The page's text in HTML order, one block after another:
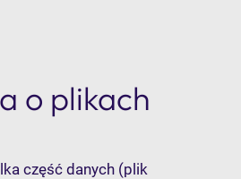
o plikach
część danych (plik